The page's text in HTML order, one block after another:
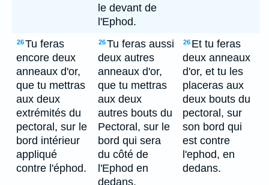
le devant de
l'Ephod.
26Tu feras
encore deux
anneaux d'or,
que tu mettras
aux deux
extrémités du
pectoral, sur le
bord intérieur
appliqué
contre l'éphod.
26Tu feras aussi
deux autres
anneaux d'or,
que tu mettras
aux deux
autres bouts du
Pectoral, sur le
bord qui sera
du côté de
l'Ephod en
dedans.
26 Et tu feras
deux anneaux
d'or, et tu les
placeras aux
deux bouts du
pectoral, sur
son bord qui
est contre
l'ephod, en
dedans.